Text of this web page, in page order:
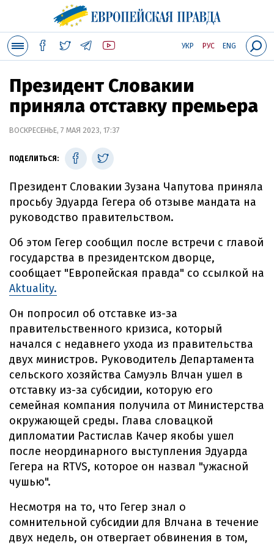
УКР РУС ENG
Президент Словакии
приняла отставку премьера
ВОСКРЕСЕНЬЕ, 7 МАЯ 2023, 17:37
ПОДЕЛИТЬСЯ:
Президент Словакии Зузана Чапутова приняла
просьбу Эдуарда Гегера об отзыве мандата на
руководство правительством.
Об этом Гегер сообщил после встречи с главой
государства в президентском дворце,
сообщает "Европейская правда" со ссылкой на
Aktuality.
Он попросил об отставке из-за
правительственного кризиса, который
начался с недавнего ухода из правительства
двух министров. Руководитель Департамента
сельского хозяйства Самуэль Влчан ушел в
отставку из-за субсидии, которую его
семейная компания получила от Министерства
окружающей среды. Глава словацкой
дипломатии Растислав Качер якобы ушел
после неординарного выступления Эдуарда
Гегера на RTVS, которое он назвал "ужасной
чушью".
Несмотря на то, что Гегер знал о
сомнительной субсидии для Влчана в течение
двух недель, он отвергает обвинения в том,